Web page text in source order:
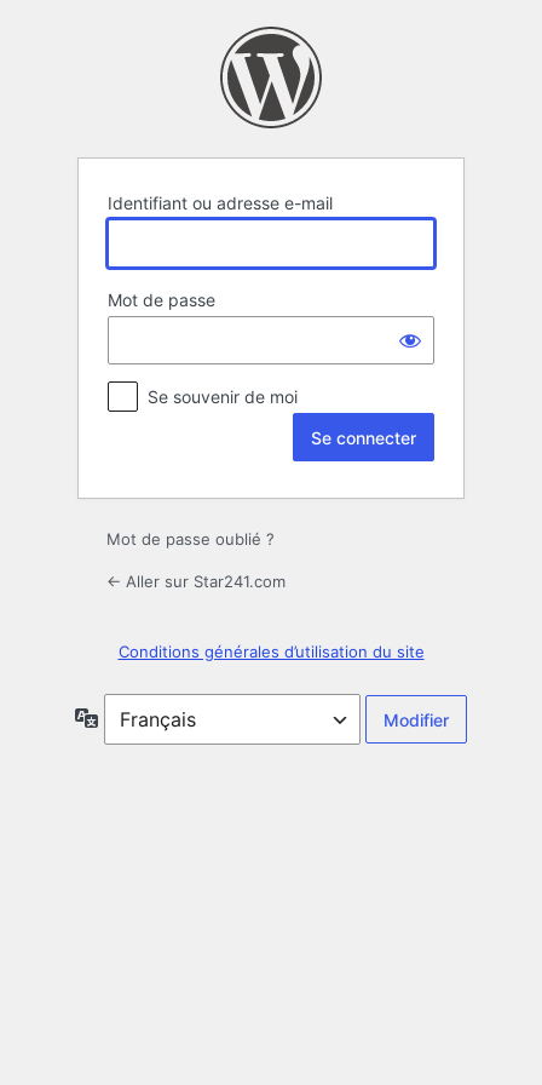
Identifiant ou adresse e-mail
Mot de passe
Se souvenir de moi
Mot de passe oublié ?
← Aller sur Star241.com
Conditions générales d’utilisation du site
Langue